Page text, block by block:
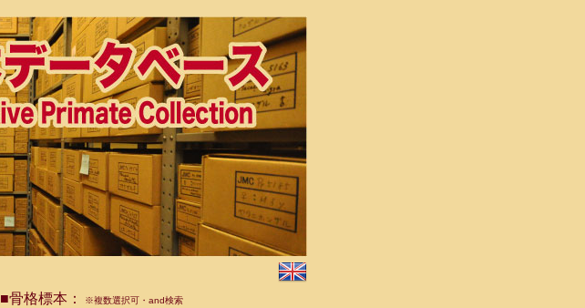
■骨格標本： ※複数選択可・and検索